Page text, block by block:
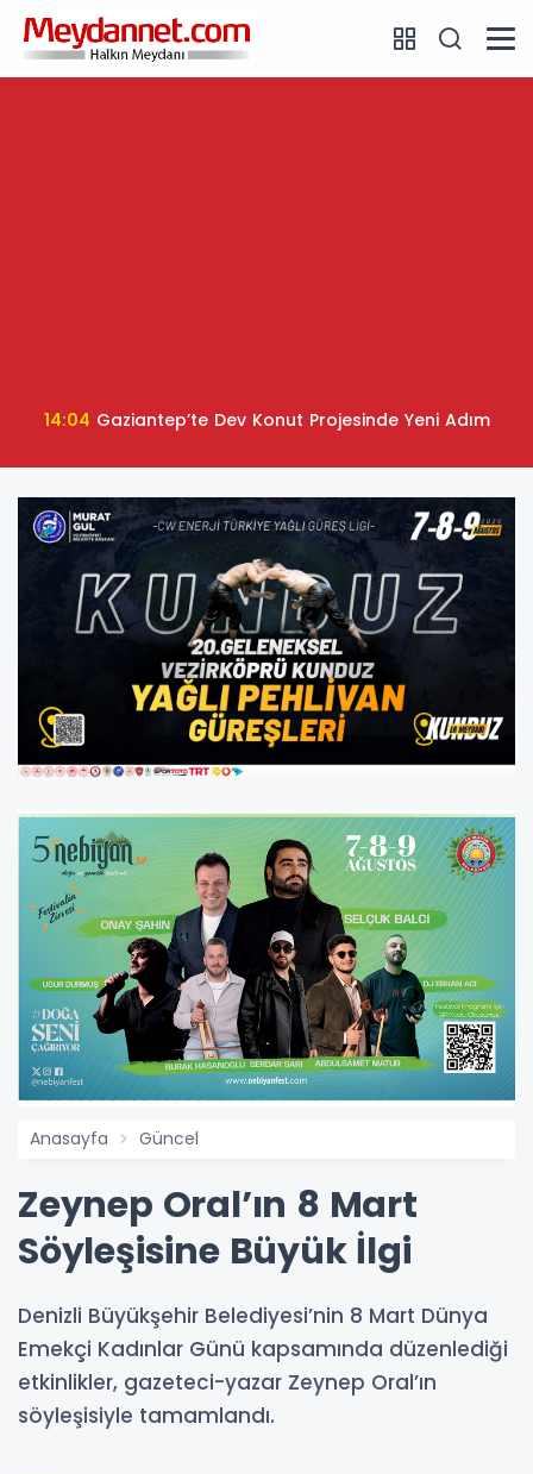
14:04 Gaziantep’te Dev Konut Projesinde Yeni Adım
Anasayfa Güncel
Zeynep Oral’ın 8 Mart
Söyleşisine Büyük İlgi
Denizli Büyükşehir Belediyesi’nin 8 Mart Dünya
Emekçi Kadınlar Günü kapsamında düzenlediği
etkinlikler, gazeteci-yazar Zeynep Oral’ın
söyleşisiyle tamamlandı.